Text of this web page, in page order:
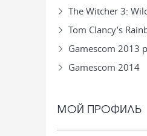
The Witcher 3:
Tom Clancy’s
Gamescom 2013
Gamescom 2014
МОЙ ПРОФИЛЬ